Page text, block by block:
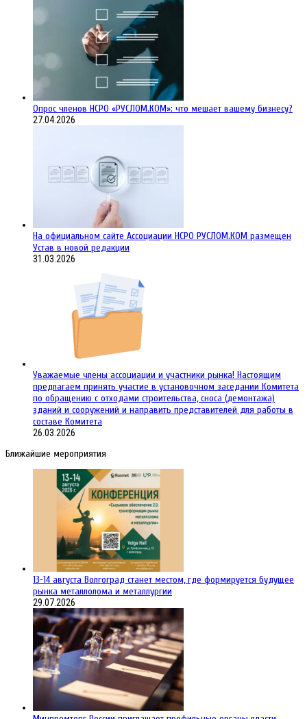
Опрос членов НСРО «РУСЛОМ.КОМ»: что мешает вашему бизнесу?
27.04.2026
На официальном сайте Ассоциации НСРО РУСЛОМ.КОM размещен
Устав в новой редакции
31.03.2026
Уважаемые члены ассоциации и участники рынка! Настоящим
предлагаем принять участие в установочном заседании Комитета
по обращению с отходами строительства, сноса (демонтажа)
зданий и сооружений и направить представителей для работы в
составе Комитета
26.03.2026
Ближайшие мероприятия
13-14 августа Волгоград станет местом, где формируется будущее
рынка металлолома и металлургии
29.07.2026